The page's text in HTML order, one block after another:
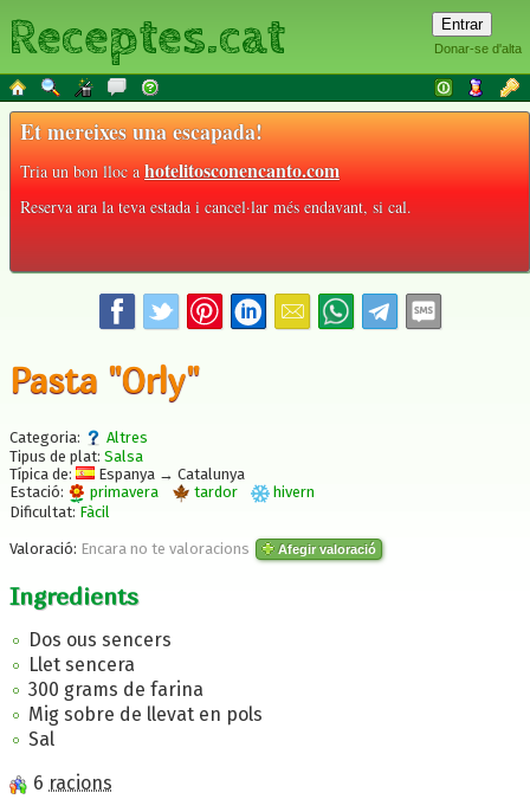
Donar-se d'alta
Receptes.cat
Et mereixes una escapada!
Tria un bon lloc ahotelitosconencanto.com
Reserva ara la teva estada i cancel·lar més endavant, si cal.
Pasta "Orly"
Categoria:
Altres
Tipus de plat: Salsa
Típica de:
Espanya → Catalunya
Estació:
primavera tardor
hivern
Dificultat: Fàcil
Valoració: Encara no te valoracions Afegir valoració
Ingredients
Dos ous sencers
Llet sencera
300 grams de farina
Mig sobre de llevat en pols
Sal
6 racions